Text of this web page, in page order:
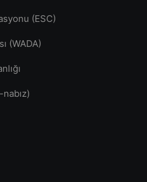
(ESC)
(WADA)